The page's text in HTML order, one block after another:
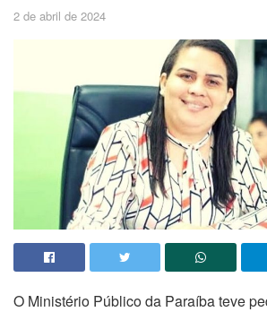
2 de abril de 2024
O Ministério Público da Paraíba teve